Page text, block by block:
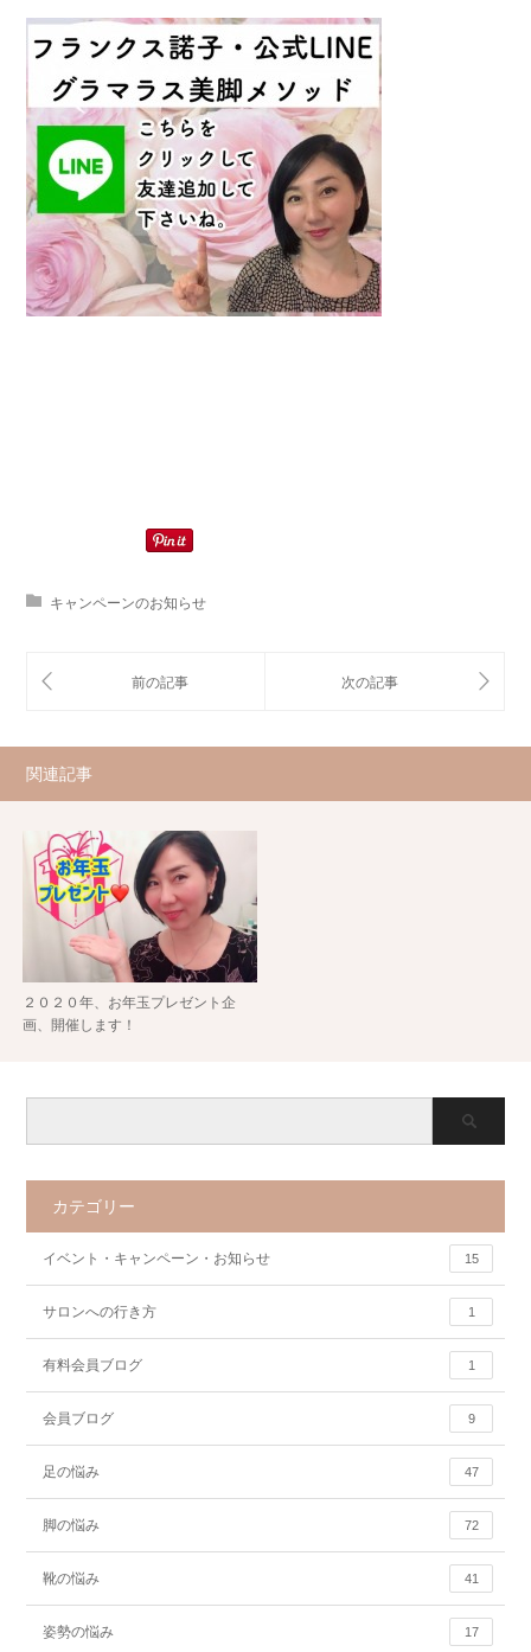
キャンペーンのお知らせ
関連記事
２０２０年、お年玉プレゼント企
画、開催します！
カテゴリー
イベント・キャンペーン・お知らせ 15
サロンへの行き方 1
有料会員ブログ 1
会員ブログ 9
足の悩み 47
脚の悩み 72
靴の悩み 41
姿勢の悩み 17